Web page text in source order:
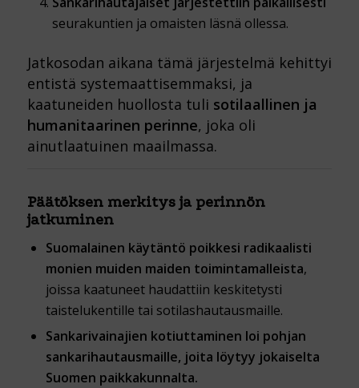
seurakuntien ja omaisten läsnä ollessa.
Jatkosodan aikana tämä järjestelmä kehittyi
entistä systemaattisemmaksi, ja
kaatuneiden huollosta tuli sotilaallinen ja
humanitaarinen perinne, joka oli
ainutlaatuinen maailmassa.
Päätöksen merkitys ja perinnön
jatkuminen
Suomalainen käytäntö poikkesi radikaalisti
monien muiden maiden toimintamalleista,
joissa kaatuneet haudattiin keskitetysti
taistelukentille tai sotilashautausmaille.
Sankarivainajien kotiuttaminen loi pohjan
sankarihautausmaille, joita löytyy jokaiselta
Suomen paikkakunnalta.